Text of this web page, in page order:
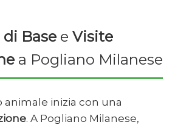
Base e Visite
a Pogliano Milanese
animale inizia con una
. A Pogliano Milanese,